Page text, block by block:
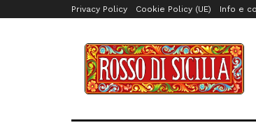
Privacy Policy Cookie Policy (UE) Info e